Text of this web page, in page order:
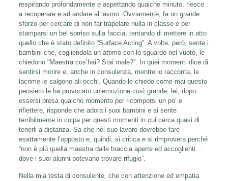
respirando profondamente e aspettando qualche minuto, riesce
a recuperare e ad andare al lavoro. Ovviamente, fa un grande
sforzo per cercare di non far trapelare nulla in classe e per
stamparsi un bel sorriso sulla faccia, tentando di mettere in atto
quello che è stato definito “Surface Acting”. A volte, però, sente i
bambini che, cogliendola un attimo con lo sguardo nel vuoto, le
chiedono “Maestra cos’hai? Stai male?”. In quei momenti dice di
sentirsi morire e, anche in consulenza, mentre lo racconta, le
lacrime le salgono ali occhi. Quando le chiedo come mai questo
pensiero le ha provocato un’emozione così grande, lei, dopo
essersi presa qualche momento per ricomporsi un po’ e
riflettere, risponde che adora i suoi bambini e si sente
terribilmente in colpa per questi momenti in cui cerca quasi di
tenerli a distanza. Sa che nel suo lavoro dovrebbe fare
esattamente l’opposto e, quindi, si critica e si rimprovera perché
“non è più quella maestra dalle braccia aperte ed accoglienti
dove i suoi alunni potevano trovare rifugio”.
Nella mia testa di consulente, che con attenzione ed empatia